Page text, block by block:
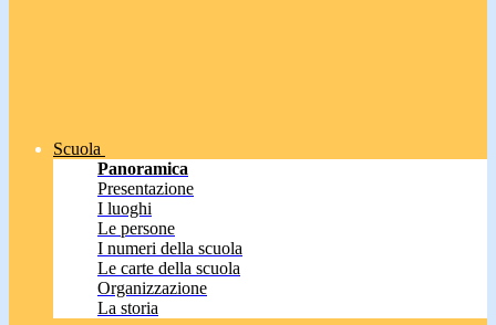
Scuola
Panoramica
Presentazione
I luoghi
Le persone
I numeri della scuola
Le carte della scuola
Organizzazione
La storia